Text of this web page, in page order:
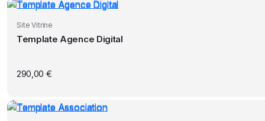
Site Vitrine
Template Agence Digital
290,00 €